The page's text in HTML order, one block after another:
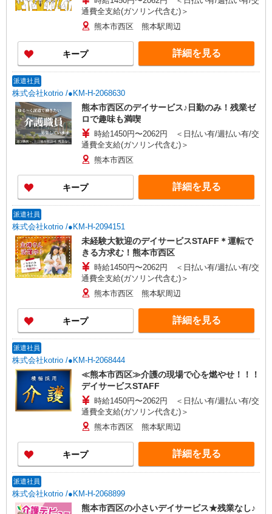
通費全支給(ガソリン代含む)＞
熊本市西区 熊本駅周辺
キープ 詳細を見る
派遣社員
株式会社kotrio /●KM-H-2068630
熊本市西区のデイサービス♪日勤のみ！残業ゼ
ロで趣味も満喫
時給1450円〜2062円 ＜日払い有/週払い有/交
通費全支給(ガソリン代含む)＞
熊本市西区
キープ 詳細を見る
派遣社員
株式会社kotrio /●KM-H-2094151
未経験大歓迎のデイサービスSTAFF＊運転で
きる方求む！熊本市西区
時給1450円〜2062円 ＜日払い有/週払い有/交
通費全支給(ガソリン代含む)＞
熊本市西区 熊本駅周辺
キープ 詳細を見る
派遣社員
株式会社kotrio /●KM-H-2068444
≪熊本市西区≫介護の現場で心を燃やせ！！！
デイサービスSTAFF
時給1450円〜2062円 ＜日払い有/週払い有/交
通費全支給(ガソリン代含む)＞
熊本市西区 熊本駅周辺
キープ 詳細を見る
派遣社員
株式会社kotrio /●KM-H-2068899
熊本市西区の小さいデイサービス★残業なし♪